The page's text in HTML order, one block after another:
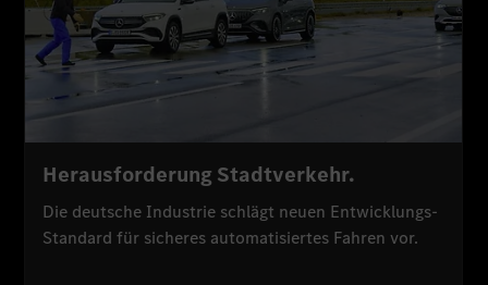
Herausforderung Stadtverkehr.
Die deutsche Industrie schlägt neuen Entwicklungs-
Standard für sicheres automatisiertes Fahren vor.